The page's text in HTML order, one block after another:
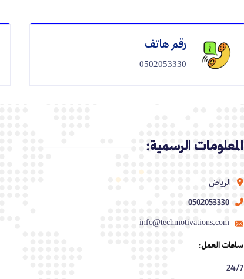
رقم هاتف
0502053330
المعلومات الرسمية:
الرياض
0502053330
info@techmotivations.com
ساعات العمل:
24/7